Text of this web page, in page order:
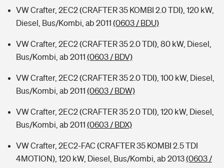
VW Crafter, 2EC2 (CRAFTER 35 KOMBI 2.0 TDI), 120 kW,
Diesel, Bus/Kombi, ab 2011 (0603 / BDU)
VW Crafter, 2EC2 (CRAFTER 35 2.0 TDI), 80 kW, Diesel,
Bus/Kombi, ab 2011 (0603 / BDV)
VW Crafter, 2EC2 (CRAFTER 35 2.0 TDI), 100 kW, Diesel,
Bus/Kombi, ab 2011 (0603 / BDW)
VW Crafter, 2EC2 (CRAFTER 35 2.0 TDI), 120 kW, Diesel,
Bus/Kombi, ab 2011 (0603 / BDX)
VW Crafter, 2EC2-FAC (CRAFTER 35 KOMBI 2.5 TDI
4MOTION), 120 kW, Diesel, Bus/Kombi, ab 2013(0603 /